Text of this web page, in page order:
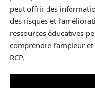
peut offrir des
des risques et
ressources éducatives
comprendre l’ampleur
RCP.